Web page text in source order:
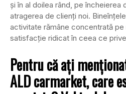
şi în al doilea rând, pe încheierea
atragerea de clienţi noi.
activitate rămâne concentrată pe
satisfacţie ridicat în ceea ce
Pentru că aţi
ALD carmarket, care